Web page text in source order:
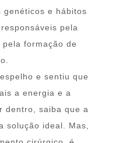
genéticos e hábitos
pela
formação de
e sentiu que
a energia e a
dentro, saiba que a
solução ideal. Mas,